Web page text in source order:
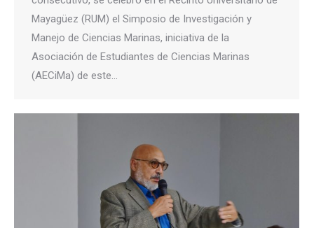
Mayagüez (RUM) el Simposio de Investigación y
Manejo de Ciencias Marinas, iniciativa de la
Asociación de Estudiantes de Ciencias Marinas
(AECiMa) de este…